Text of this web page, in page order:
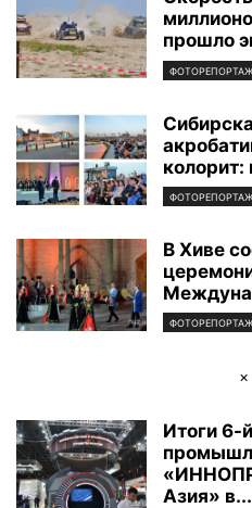
ФОТОРЕПОРТАЖ ЦЕНТР
ЭКОНОМИКА
прошло
ФОТОРЕПОРТАЖ
колорит:
ФОТОРЕПОРТАЖ
В Хиве
ФОТОРЕПОРТАЖ
×
Итоги 6-
Азия» в...